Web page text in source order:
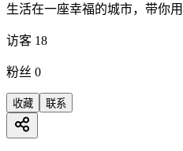
生活在一座幸福的城市，带你
访客 18
粉丝 0
收藏 联系